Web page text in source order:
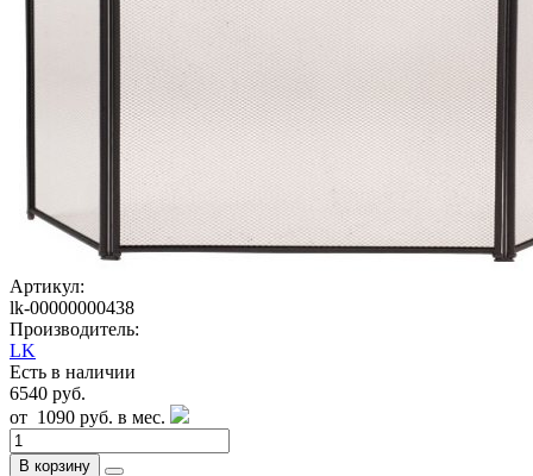
Артикул:
lk-00000000438
Производитель:
LK
Есть в наличии
6540 руб.
от 1090 руб. в мес.
В корзину